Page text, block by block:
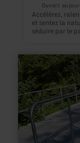
Ouvert
Accélérez,
et sentez la
séduire par le
en
savoir
plus
sur
:
Achtsamkeitspunkt
2
"Erfrischung
und
Stärkung"